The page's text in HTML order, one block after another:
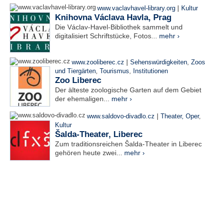
www.vaclavhavel-library.org | Kultur
Knihovna Václava Havla, Prag
Die Václav-Havel-Bibliothek sammelt und
digitalisiert Schriftstücke, Fotos... mehr ›
www.zooliberec.cz | Sehenswürdigkeiten, Zoos
und Tiergärten, Tourismus, Institutionen
Zoo Liberec
Der älteste zoologische Garten auf dem Gebiet
der ehemaligen... mehr ›
www.saldovo-divadlo.cz | Theater, Oper,
Kultur
Šalda-Theater, Liberec
Zum traditionsreichen Šalda-Theater in Liberec
gehören heute zwei... mehr ›